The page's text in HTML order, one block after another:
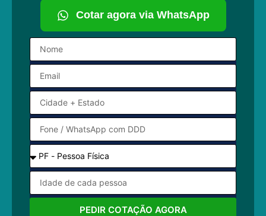
Cotar agora via WhatsApp
PEDIR COTAÇÃO AGORA